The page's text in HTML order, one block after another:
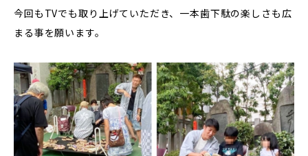
今回もTVでも取り上げていただき、一本歯下駄の楽しさも広
まる事を願います。